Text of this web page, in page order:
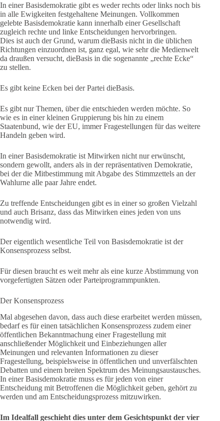
In einer Basisdemokratie gibt es weder rechts oder links noch bis
in alle Ewigkeiten festgehaltene Meinungen. Vollkommen
gelebte Basisdemokratie kann innerhalb einer Gesellschaft
zugleich rechte und linke Entscheidungen hervorbringen.
Dies ist auch der Grund, warum dieBasis nicht in die üblichen
Richtungen einzuordnen ist, ganz egal, wie sehr die Medienwelt
da draußen versucht, dieBasis in die sogenannte „rechte Ecke“
zu stellen.
Es gibt keine Ecken bei der Partei dieBasis.
Es gibt nur Themen, über die entschieden werden möchte. So
wie es in einer kleinen Gruppierung bis hin zu einem
Staatenbund, wie der EU, immer Fragestellungen für das weitere
Handeln geben wird.
In einer Basisdemokratie ist Mitwirken nicht nur erwünscht,
sondern gewollt, anders als in der repräsentativen Demokratie,
bei der die Mitbestimmung mit Abgabe des Stimmzettels an der
Wahlurne alle paar Jahre endet.
Zu treffende Entscheidungen gibt es in einer so großen Vielzahl
und auch Brisanz, dass das Mitwirken eines jeden von uns
notwendig wird.
Der eigentlich wesentliche Teil von Basisdemokratie ist der
Konsensprozess selbst.
Für diesen braucht es weit mehr als eine kurze Abstimmung von
vorgefertigten Sätzen oder Parteiprogrammpunkten.
Der Konsensprozess
Mal abgesehen davon, dass auch diese erarbeitet werden müssen,
bedarf es für einen tatsächlichen Konsensprozess zudem einer
öffentlichen Bekanntmachung einer Fragestellung mit
anschließender Möglichkeit und Einbeziehungen aller
Meinungen und relevanten Informationen zu dieser
Fragestellung, beispielsweise in öffentlichen und unverfälschten
Debatten und einem breiten Spektrum des Meinungsaustausches.
In einer Basisdemokratie muss es für jeden von einer
Entscheidung mit Betroffenen die Möglichkeit geben, gehört zu
werden und am Entscheidungsprozess mitzuwirken.
Im Idealfall geschieht dies unter dem Gesichtspunkt der vier